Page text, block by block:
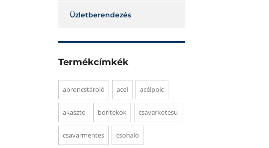
Üzletberendezés
Termékcímkék
abroncstároló acel acélpolc
akaszto boritekok csavarkotesu
csavarmentes csohalo